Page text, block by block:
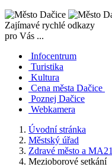
Zajímavé rychlé odkazy
pro Vás ...
Infocentrum
Turistika
Kultura
Cena města Dačice
Poznej Dačice
Webkamera
Úvodní stránka
Městský úřad
Zdravé město a MA21
Mezioborové setkání